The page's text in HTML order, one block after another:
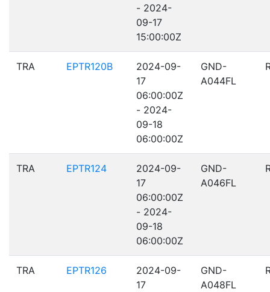
- 2024-
09-17
15:00:00Z
TRA EPTR120B
2024-09-
17
06:00:00Z
- 2024-
09-18
06:00:00Z
GND-
A044FL
TRA EPTR124
2024-09-
17
06:00:00Z
- 2024-
09-18
06:00:00Z
GND-
A046FL
TRA EPTR126
2024-09-
17
GND-
A048FL